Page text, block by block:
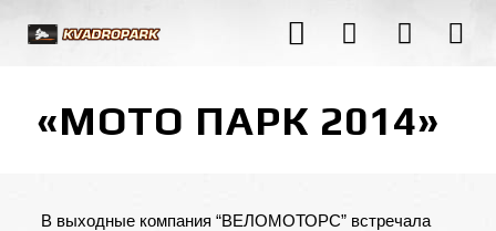
«МОТО ПАРК 2014»
В выходные компания “ВЕЛОМОТОРС” встречала